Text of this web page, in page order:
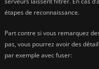
étapes de reconnaissance.
Part contre si vous remarquez
pas, vous pourrez avoir des
par exemple avec fuser: